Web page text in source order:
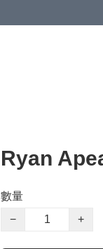
Ryan
數量
−
+